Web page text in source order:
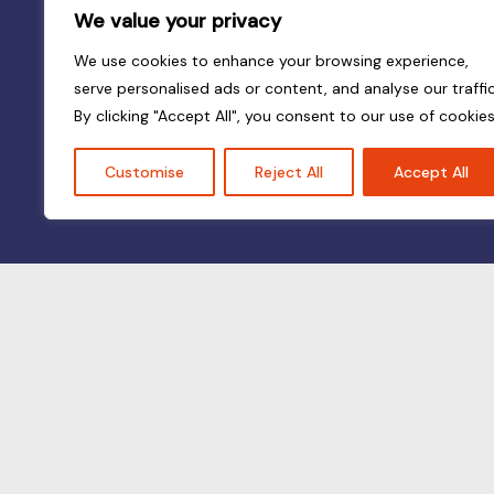
We value your privacy
We use cookies to enhance your browsing experience,
serve personalised ads or content, and analyse our
By clicking "Accept All", you consent to our use of
Customise Reject All Accept All